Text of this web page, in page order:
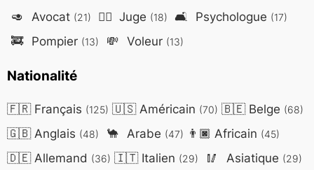
🥑 Avocat (21) 👨‍⚖️ Juge (18) 🛋️ Psychologue (17)
🚒 Pompier (13) 💸 Voleur (13)
Nationalité
🇫🇷Français (125) 🇺🇸Américain (70) 🇧🇪Belge (68)
🇬🇧Anglais (48) 🐪 Arabe (47) 👨🏿 Africain (45)
🇩🇪Allemand (36) 🇮🇹Italien (29) 🥢 Asiatique (29)